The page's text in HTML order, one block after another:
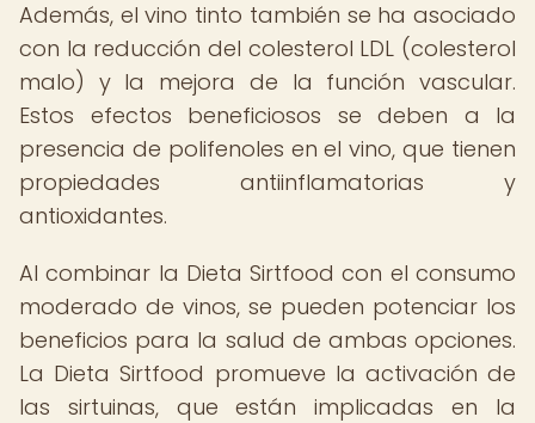
Además, el vino tinto también se ha asociado
con la reducción del colesterol LDL (colesterol
malo) y la mejora de la función vascular.
Estos efectos beneficiosos se deben a la
presencia de polifenoles en el vino, que tienen
propiedades antiinflamatorias y
antioxidantes.
Al combinar la Dieta Sirtfood con el consumo
moderado de vinos, se pueden potenciar los
beneficios para la salud de ambas opciones.
La Dieta Sirtfood promueve la activación de
las sirtuinas, que están implicadas en la